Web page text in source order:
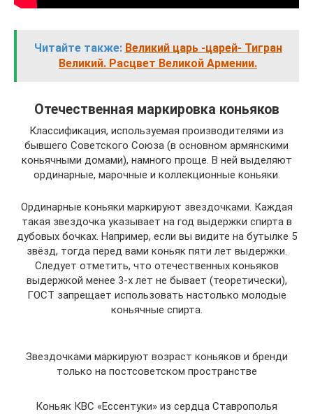
Читайте также: Великий царь -царей- Тигран
Великий. Расцвет Великой Армении.
Отечественная маркировка коньяков
Классификация, используемая производителями из
бывшего Советского Союза (в основном армянскими
коньячными домами), намного проще. В ней выделяют
ординарные, марочные и коллекционные коньяки.
Ординарные коньяки маркируют звездочками. Каждая
такая звездочка указывает на год выдержки спирта в
дубовых бочках. Например, если вы видите на бутылке 5
звёзд, тогда перед вами коньяк пяти лет выдержки.
Следует отметить, что отечественных коньяков
выдержкой менее 3-х лет не бывает (теоретически),
ГОСТ запрещает использовать настолько молодые
коньячные спирта.
Звездочками маркируют возраст коньяков и бренди
только на постсоветском пространстве
Коньяк КВС «Ессентуки» из сердца Ставрополья